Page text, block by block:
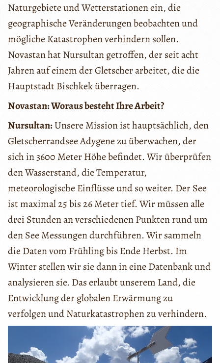
Naturgebiete und Wetterstationen ein, die
geographische Veränderungen beobachten und
mögliche Katastrophen verhindern sollen.
Novastan hat Nursultan getroffen, der seit acht
Jahren auf einem der Gletscher arbeitet, die die
Hauptstadt Bischkek überragen.
Novastan: Woraus besteht Ihre Arbeit?
Nursultan:Unsere Mission ist hauptsächlich, den
Gletscherrandsee Adygene zu überwachen, der
sich in 3600 Meter Höhe befindet. Wir überprüfen
den Wasserstand, die Temperatur,
meteorologische Einflüsse und so weiter. Der See
ist maximal 25 bis 26 Meter tief. Wir müssen alle
drei Stunden an verschiedenen Punkten rund um
den See Messungen durchführen. Wir sammeln
die Daten vom Frühling bis Ende Herbst. Im
Winter stellen wir sie dann in eine Datenbank und
analysieren sie. Das erlaubt unserem Land, die
Entwicklung der globalen Erwärmung zu
verfolgen und Naturkatastrophen zu verhindern.